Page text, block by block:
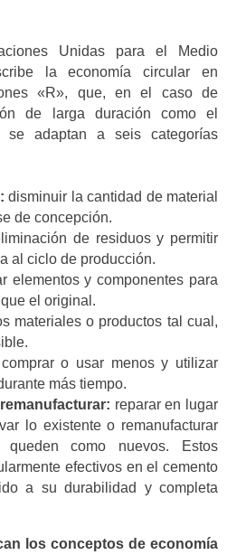
Unidas para el Medio
la economía circular en
«R», que, en el caso de
de larga duración como el
se adaptan a seis categorías
disminuir la cantidad de material
de concepción.
de residuos y permitir
al ciclo de producción.
elementos y componentes para
el original.
materiales o productos tal cual,
comprar o usar menos y utilizar
más tiempo.
reparar en lugar
lo existente o remanufacturar
como nuevos. Estos
efectivos en el cemento
a su durabilidad y completa
los conceptos de economía